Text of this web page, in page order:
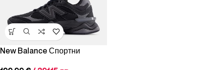
New Balance Спортни